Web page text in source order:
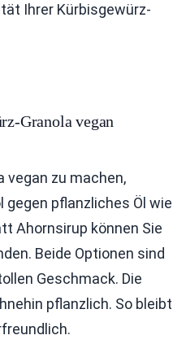
Ihrer Kürbisgewürz-
Granola vegan
vegan zu machen,
gegen pflanzliches Öl wie
Ahornsirup können Sie
Beide Optionen sind
Geschmack. Die
pflanzlich. So bleibt